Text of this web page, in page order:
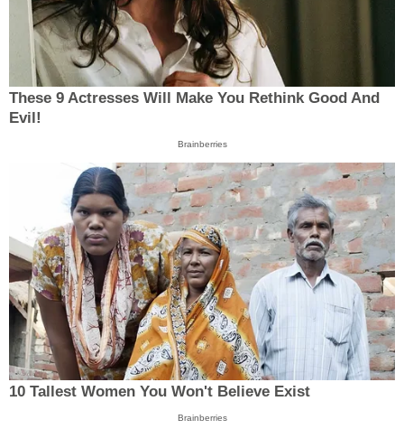
These 9 Actresses Will Make You Rethink Good And
Evil!
Brainberries
10 Tallest Women You Won't Believe Exist
Brainberries